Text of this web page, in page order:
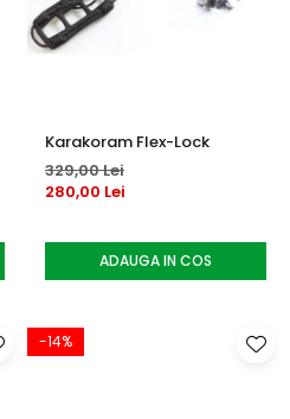
Karakoram Flex-Lock
329,00 Lei
280,00 Lei
ADAUGA IN COS
-14%